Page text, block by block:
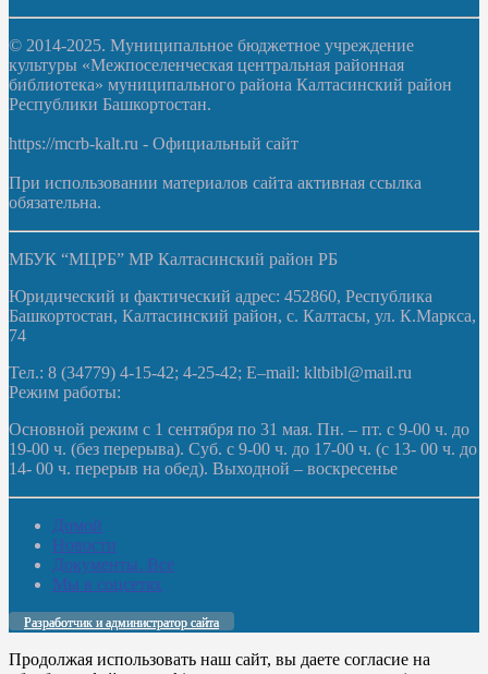
© 2014-2025. Муниципальное бюджетное учреждение
культуры «Межпоселенческая центральная районная
библиотека» муниципального района Калтасинский район
Республики Башкортостан.
https://mcrb-kalt.ru - Официальный сайт
При использовании материалов сайта активная ссылка
обязательна.
МБУК “МЦРБ” МР Калтасинский район РБ
Юридический и фактический адрес: 452860, Республика
Башкортостан, Калтасинский район, с. Калтасы, ул. К.Маркса,
74
Тел.: 8 (34779) 4-15-42; 4-25-42; E–mail: kltbibl@mail.ru
Режим работы:
Основной режим с 1 сентября по 31 мая. Пн. – пт. с 9-00 ч. до
19-00 ч. (без перерыва). Суб. с 9-00 ч. до 17-00 ч. (с 13- 00 ч. до
14- 00 ч. перерыв на обед). Выходной – воскресенье
Домой
Новости
Документы. Все
Мы в соцсетях
Разработчик и администратор сайта
Продолжая использовать наш сайт, вы даете согласие на